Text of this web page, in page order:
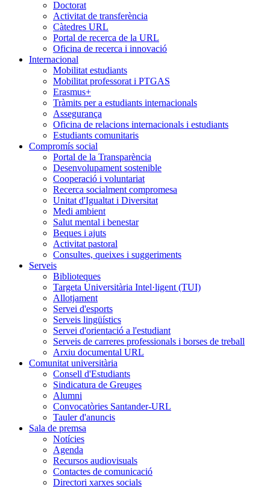
Doctorat
Activitat de transferència
Càtedres URL
Portal de recerca de la URL
Oficina de recerca i innovació
Internacional
Mobilitat estudiants
Mobilitat professorat i PTGAS
Erasmus+
Tràmits per a estudiants internacionals
Assegurança
Oficina de relacions internacionals i estudiants
Estudiants comunitaris
Compromís social
Portal de la Transparència
Desenvolupament sostenible
Cooperació i voluntariat
Recerca socialment compromesa
Unitat d'Igualtat i Diversitat
Medi ambient
Salut mental i benestar
Beques i ajuts
Activitat pastoral
Consultes, queixes i suggeriments
Serveis
Biblioteques
Targeta Universitària Intel·ligent (TUI)
Allotjament
Servei d'esports
Serveis lingüístics
Servei d'orientació a l'estudiant
Serveis de carreres professionals i borses de treball
Arxiu documental URL
Comunitat universitària
Consell d'Estudiants
Sindicatura de Greuges
Alumni
Convocatòries Santander-URL
Tauler d'anuncis
Sala de premsa
Notícies
Agenda
Recursos audiovisuals
Contactes de comunicació
Directori xarxes socials